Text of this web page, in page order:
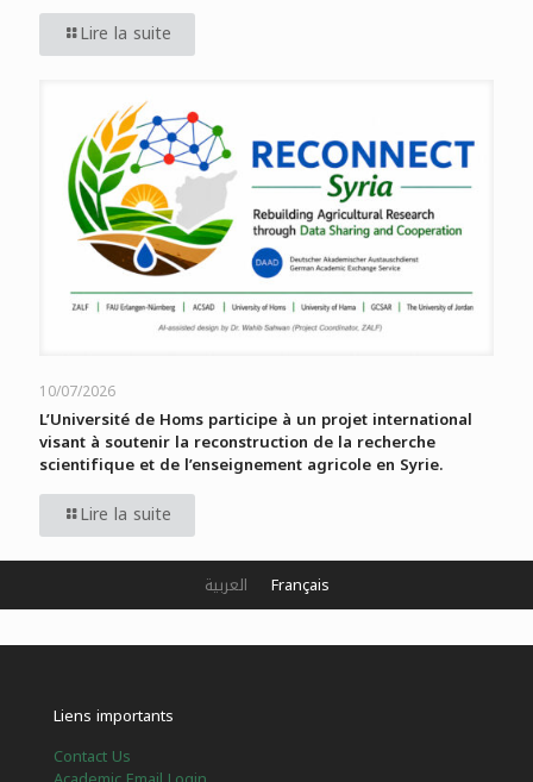
Lire la suite
10/07/2026
L’Université de Homs participe à un projet international
visant à soutenir la reconstruction de la recherche
scientifique et de l’enseignement agricole en Syrie.
Lire la suite
Liens importants
Contact Us
العربية Français